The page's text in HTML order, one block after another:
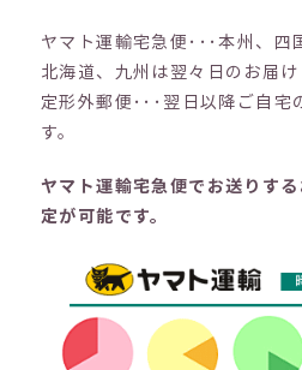
ヤマト運輸宅急便･･･本州、四
北海道、九州は翌々日のお届け
定形外郵便･･･翌日以降ご自宅
す。
ヤマト運輸宅急便でお送りす
定が可能です。